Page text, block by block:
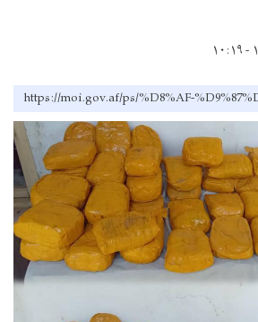
https://moi.gov.af/ps/%D8%AF-